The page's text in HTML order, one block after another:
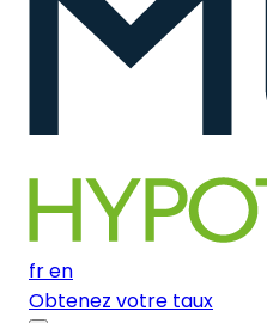
fren
Obtenez votre taux